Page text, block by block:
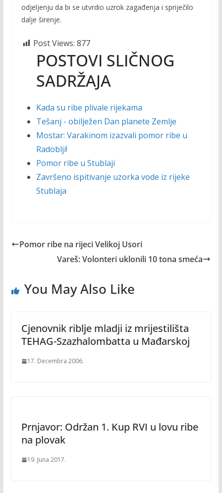
odjeljenju da bi se utvrdio uzrok zagađenja i spriječilo
dalje širenje.
Post Views: 877
POSTOVI SLIČNOG
SADRŽAJA
Kada su ribe plivale rijekama
Tešanj - obilježen Dan planete Zemlje
Mostar: Varakinom izazvali pomor ribe u
Radoblji!
Pomor ribe u Stublaji
Završeno ispitivanje uzorka vode iz rijeke
Stublaja
Pomor ribe na rijeci Velikoj Usori
Vareš: Volonteri uklonili 10 tona smeća
You May Also Like
Cjenovnik riblje mladji iz mrijestilišta
TEHAG-Szazhalombatta u Mađarskoj
17. Decembra 2006.
Prnjavor: Održan 1. Kup RVI u lovu ribe
na plovak
19. Juna 2017.